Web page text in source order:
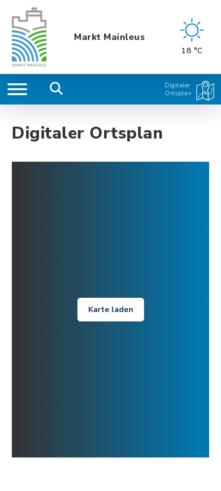
Markt Mainleus
18 °C
Digitaler
Ortsplan
Digitaler Ortsplan
Karte laden